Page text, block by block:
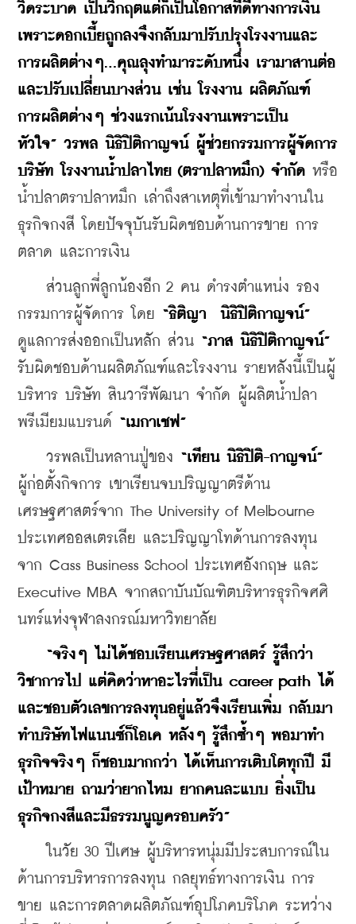
วิดระบาด เป็นวิกฤตแต่ก็เป็นโอกาสที่ดีทางการเงิน
เพราะดอกเบี้ยถูกลงจึงกลับมาปรับปรุงโรงงานและ
การผลิตต่างๆ...คุณลุงทำมาระดับหนึ่ง เรามาสานต่อ
และปรับเปลี่ยนบางส่วน เช่น โรงงาน ผลิตภัณฑ์
การผลิตต่างๆ ช่วงแรกเน้นโรงงานเพราะเป็น
หัวใจ” วรพล นิธิปิติกาญจน์ ผู้ช่วยกรรมการผู้จัดการ
บริษัท โรงงานน้ำปลาไทย (ตราปลาหมึก) จำกัด หรือ
น้ำปลาตราปลาหมึก เล่าถึงสาเหตุที่เข้ามาทำงานใน
ธุรกิจกงสี โดยปัจจุบันรับผิดชอบด้านการขาย การ
ตลาด และการเงิน
ส่วนลูกพี่ลูกน้องอีก 2 คน ดำรงตำแหน่ง รอง
กรรมการผู้จัดการ โดย
ดูแลการส่งออกเป็นหลัก ส่วน “ภาส นิธิปิติกาญจน์”
รับผิดชอบด้านผลิตภัณฑ์และโรงงาน รายหลังนี้เป็นผู้
บริหาร บริษัท สินวารีพัฒนา จำกัด ผู้ผลิตน้ำปลา
พรีเมียมแบรนด์ “เมกาเชฟ”
วรพลเป็นหลานปู่ของ “เทียน นิธิปิติ-กาญจน์”
ผู้ก่อตั้งกิจการ เขาเรียนจบปริญญาตรีด้าน
เศรษฐศาสตร์จาก The University of Melbourne
ประเทศออสเตรเลีย และปริญญาโทด้านการลงทุน
จาก Cass Business School ประเทศอังกฤษ และ
Executive MBA จากสถาบันบัณฑิตบริหารธุรกิจศศิ
นทร์แห่งจุฬาลงกรณ์มหาวิทยาลัย
“จริงๆ ไม่ได้ชอบเรียนเศรษฐศาสตร์ รู้สึกว่า
วิชาการไป แต่คิดว่าหาอะไรที่เป็น career path ได้
และชอบตัวเลขการลงทุนอยู่แล้วจึงเรียนเพิ่ม กลับมา
ทำบริษัทไฟแนนซ์ก็โอเค หลังๆ รู้สึกซ้ำๆ พอมาทำ
ธุรกิจจริงๆ ก็ชอบมากกว่า ได้เห็นการเติบโตทุกปี มี
เป้าหมาย ถามว่ายากไหม ยากคนละแบบ ยิ่งเป็น
ธุรกิจกงสีและมีธรรมนูญครอบครัว”
ในวัย 30 ปีเศษ ผู้บริหารหนุ่มมีประสบการณ์ใน
ด้านการบริหารการลงทุน กลยุทธ์ทางการเงิน การ
ขาย และการตลาดผลิตภัณฑ์อุปโภคบริโภค ระหว่าง